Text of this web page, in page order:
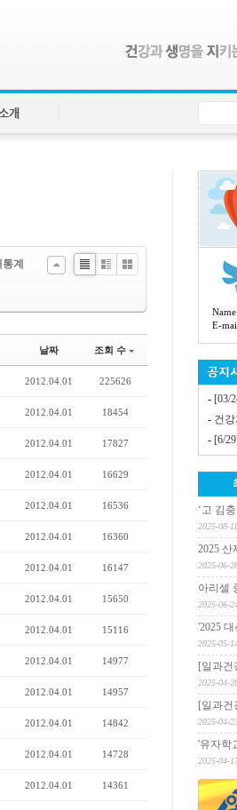
개
계
Li
Zi
e
G
le
날짜 조회 수
2012.04.01 225626
2012.04.01 18454
2012.04.01 17827
2012.04.01 16629
2012.04.01 16536
2012.04.01 16360
2012.04.01 16147
2012.04.01 15650
2012.04.01 15116
2012.04.01 14977
2012.04.01 14957
2012.04.01 14842
2012.04.01 14728
2012.04.01 14361
Name
E-mail
- [03/
- 건강
- [6/
‘고 김
2025-08-11
2025 산
2025-06-
아리셀
2025-06-
'2025
2025-05-
[일과건
2025-04-
[일과건
2025-04-
'유자학
2025-04-